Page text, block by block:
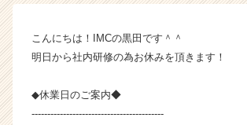
業
ら
ウ
こんにちは！IMCの黒田です＾＾
明日から社内研修の為お休みを頂きます！
◆休業日のご案内◆
------------------------------------------